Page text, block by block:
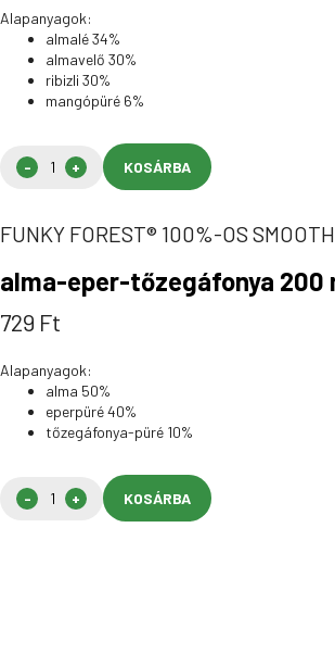
Alapanyagok:
almalé 34%
almavelő 30%
ribizli 30%
mangópüré 6%
KOSÁRBA
FUNKY FOREST® 100%-OS
alma-eper-tőzegáfonya 200
729 Ft
Alapanyagok:
alma 50%
eperpüré 40%
tőzegáfonya-püré 10%
KOSÁRBA